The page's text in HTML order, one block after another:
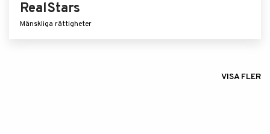
RealStars
Mänskliga rättigheter
VISA FLER